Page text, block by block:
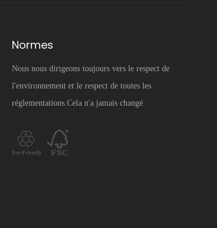
Normes
Nous nous dirigeons toujours vers le respect de
l'environnement et le respect de toutes les
réglementations.Cela n'a jamais changé.